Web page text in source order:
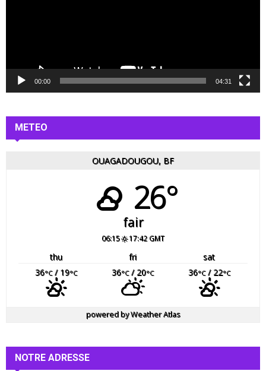
d
o
00:00 04:31
METEO
OUAGADOUGOU, BF
26°
fair
06:15 17:42 GMT
thu fri
sat
36°C/ 19°C 36°C/ 20°C 36°C/ 22°C
powered byWeather Atlas
NOTRE ADRESSE